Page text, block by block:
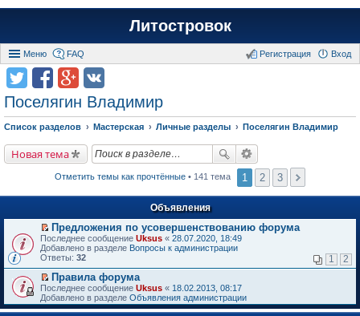
Литостровок
Меню FAQ Вход
Регистрация
Поселягин Владимир
Список разделов Мастерская Личные разделы Поселягин Владимир
Новая тема
Отметить темы как прочтённые • 141 тема 1 2 3
Объявления
П
е
р
й
т
и
к
п
Предложения по усовершенствованию форума
Последнее сообщение Uksus « 28.07.2020, 18:49
Добавлено в разделе Вопросы к администрации
Ответы: 32 1 2
П
е
р
Правила форума
Последнее сообщение Uksus « 18.02.2013, 08:17
Добавлено в разделе Объявления администрации